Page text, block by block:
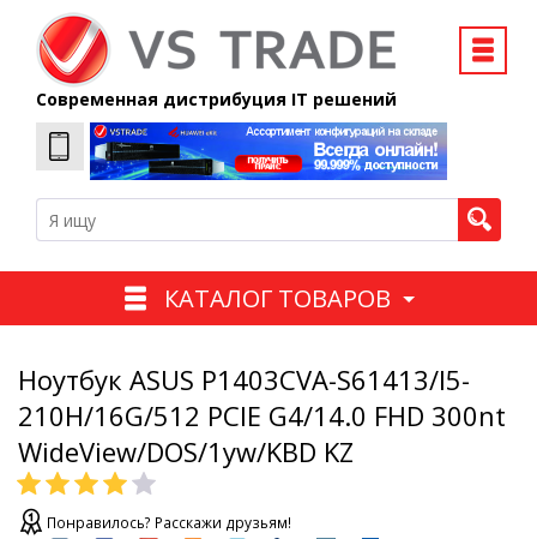
Современная дистрибуция IT решений
КАТАЛОГ ТОВАРОВ
Ноутбук ASUS P1403CVA-S61413/I5-
210H/16G/512 PCIE G4/14.0 FHD 300nt
WideView/DOS/1yw/KBD KZ
Понравилось? Расскажи друзьям!